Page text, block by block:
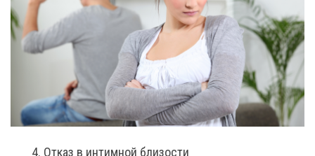
4. Отказ в интимной близости